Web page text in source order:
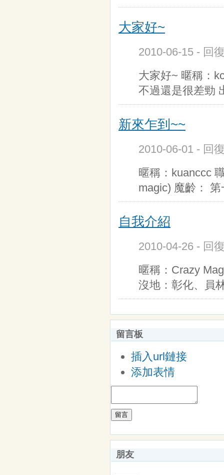
大家好~
2010-06-15 - 回
大家好~ 暱稱：
不過還是很差勁
新來乍到~~
2010-06-01 - 回
暱稱：kuanccc
magic) 魔齡：
自我介紹
2010-04-26 - 回
暱稱：Crazy
沒地：彰化、員
留言板
插入url鏈接
添加表情
留言
朋友